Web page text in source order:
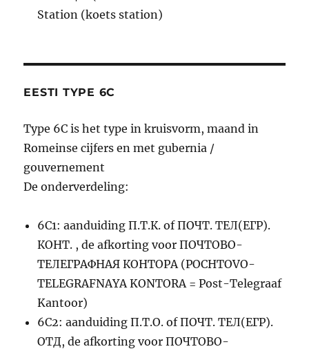
Station (koets station)
EESTI TYPE 6C
Type 6C is het type in kruisvorm, maand in
Romeinse cijfers en met gubernia /
gouvernement
De onderverdeling:
6C1: aanduiding П.Т.К. of ПОЧТ. ТЕЛ(ЕГР).
КОНТ. , de afkorting voor ПОЧТОВО-
ТЕЛЕГРАФНАЯ КОНТОРА (POCHTOVO-
TELEGRAFNAYA KONTORA = Post-Telegraaf
Kantoor)
6C2: aanduiding П.Т.О. of ПОЧТ. ТЕЛ(ЕГР).
ОТД, de afkorting voor ПОЧТОВО-